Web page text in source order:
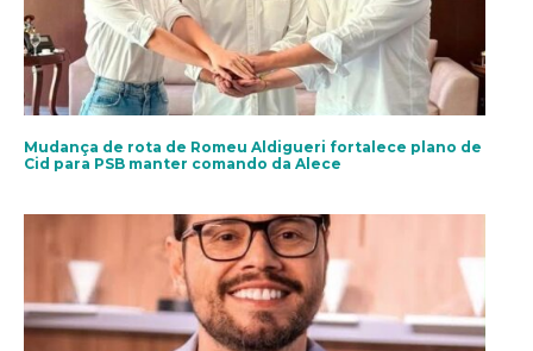
Mudança de rota de Romeu Aldigueri fortalece plano de
Cid para PSB manter comando da Alece